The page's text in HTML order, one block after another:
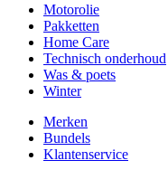
Motorolie
Pakketten
Home Care
Technisch onderhoud
Was & poets
Winter
Merken
Bundels
Klantenservice